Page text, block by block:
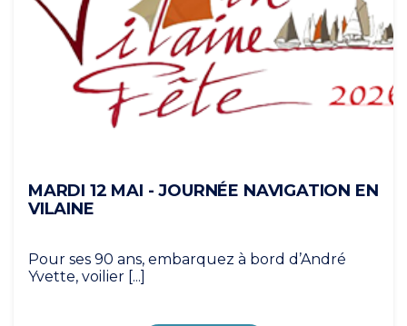
MARDI 12 MAI - JOURNÉE NAVIGATION EN
VILAINE
Pour ses 90 ans, embarquez à bord d’André
Yvette, voilier [...]